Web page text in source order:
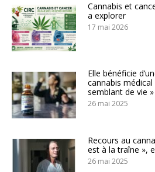
Cannabis et
a explorer
17 mai 2026
Elle bénéficie
cannabis médical
semblant de vie »
26 mai 2025
Recours au
est à la traîne »,
26 mai 2025